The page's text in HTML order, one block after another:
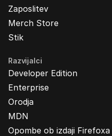
Zaposlitev
Merch Store
Stik
Razvijalci
Developer Edition
Enterprise
Orodja
MDN
Opombe ob izdaji Firefoxa